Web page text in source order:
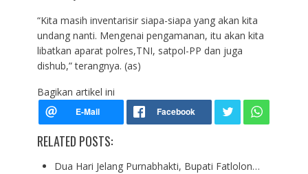
“Kita masih inventarisir siapa-siapa yang akan kita
undang nanti. Mengenai pengamanan, itu akan kita
libatkan aparat polres,TNI, satpol-PP dan juga
dishub,” terangnya. (as)
Bagikan artikel ini
RELATED POSTS:
Dua Hari Jelang Purnabhakti, Bupati Fatlolon…